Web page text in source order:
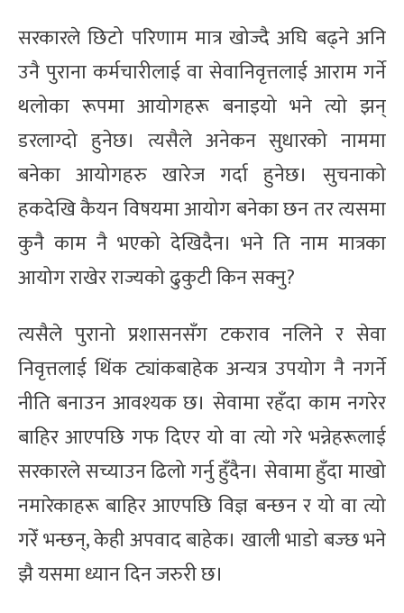
सरकारले छिटो परिणाम मात्र खोज्दै अघि बढ्ने अनि
उनै पुराना कर्मचारीलाई वा सेवानिवृत्तलाई आराम गर्ने
थलोका रूपमा आयोगहरू बनाइयो भने त्यो झन्
डरलाग्दो हुनेछ। त्यसैले अनेकन सुधारको नाममा
बनेका आयोगहरु खारेज गर्दा हुनेछ। सुचनाको
हकदेखि कैयन विषयमा आयोग बनेका छन तर त्यसमा
कुनै काम नै भएको देखिदैन। भने ति नाम मात्रका
आयोग राखेर राज्यको ढुकुटी किन सक्नु?
त्यसैले पुरानो प्रशासनसँग टकराव नलिने र सेवा
निवृत्तलाई थिंक ट्यांकबाहेक अन्यत्र उपयोग नै नगर्ने
नीति बनाउन आवश्यक छ। सेवामा रहँदा काम नगरेर
बाहिर आएपछि गफ दिएर यो वा त्यो गरे भन्नेहरूलाई
सरकारले सच्याउन ढिलो गर्नु हुँदैन। सेवामा हुँदा माखो
नमारेकाहरू बाहिर आएपछि विज्ञ बन्छन र यो वा त्यो
गरेँ भन्छन्, केही अपवाद बाहेक। खाली भाडो बज्छ भने
झै यसमा ध्यान दिन जरुरी छ।